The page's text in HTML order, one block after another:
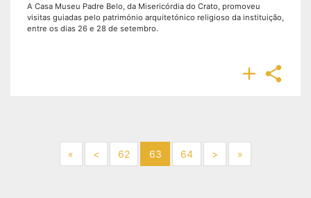
A Casa Museu Padre Belo, da Misericórdia do Crato, promoveu
visitas guiadas pelo património arquitetónico religioso da instituição,
entre os dias 26 e 28 de setembro.
 
« Next<Previous
62 63 64 > Next»Next